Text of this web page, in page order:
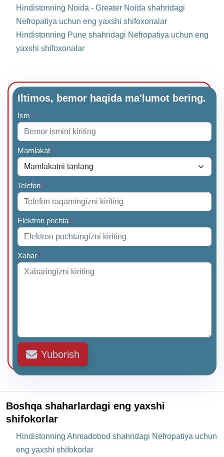
Hindistonning Noida - Greater Noida shahridagi
Nefropatiya uchun eng yaxshi shifoxonalar
Hindistonning Pune shahridagi Nefropatiya uchun eng
yaxshi shifoxonalar
Iltimos, bemor haqida ma'lumot bering.
Ism*
Mamlakat*
Telefon*
Elektron pochta*
Xabar*
Yuborish
Boshqa shaharlardagi eng yaxshi
shifokorlar
Hindistonning Ahmadobod shahridagi Nefropatiya uchun
eng yaxshi shifokorlar